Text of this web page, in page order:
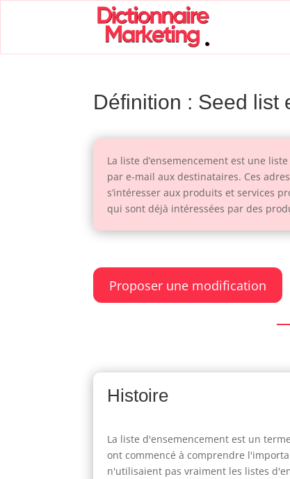
Définition : Seed list
La liste d’ensemencement est une
par e-mail aux destinataires. Ces
s’intéresser aux produits et services
qui sont déjà intéressées par des
Proposer une modification
Histoire
La liste d'ensemencement est un
ont commencé à comprendre
n'utilisaient pas vraiment les listes